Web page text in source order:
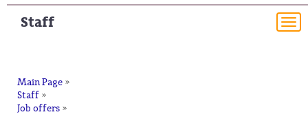
Staff
Main Page »
Staff »
Job offers »